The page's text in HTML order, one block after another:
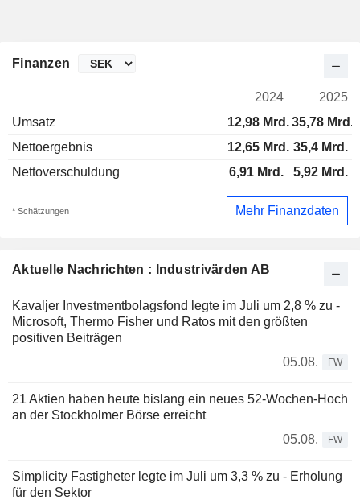
Aktuelle Nachrichten : Industrivärden AB
Kavaljer Investmentbolagsfond legte im Juli um 2,8 % zu -
Microsoft, Thermo Fisher und Ratos mit den größten
positiven Beiträgen
05.08.
FW
21 Aktien haben heute bislang ein neues 52-Wochen-Hoch
an der Stockholmer Börse erreicht
05.08.
FW
Simplicity Fastigheter legte im Juli um 3,3 % zu - Erholung
für den Sektor
Finanzen
2024
2025
Umsatz
12,98 Mrd.35,78 Mrd.
Nettoergebnis
12,65 Mrd. 35,4 Mrd.
Nettoverschuldung
6,91 Mrd. 5,92 Mrd.
* Schätzungen Mehr Finanzdaten